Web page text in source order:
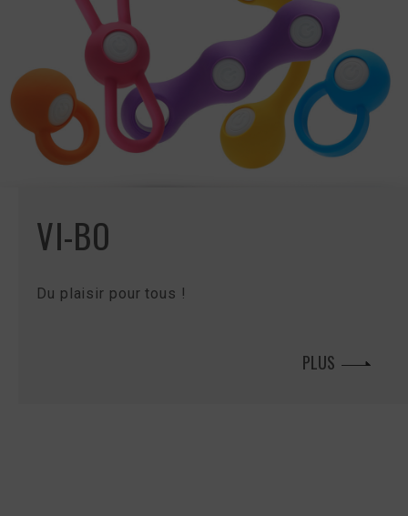
VI-BO
Du plaisir pour tous !
PLUS